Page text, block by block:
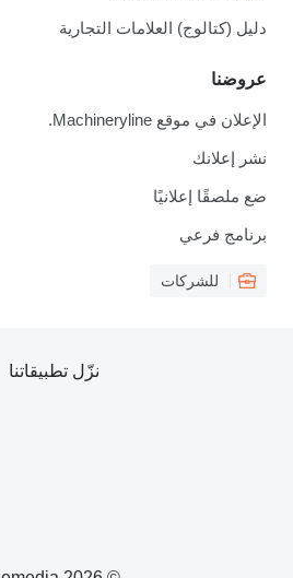
دليل (كتالوج) العلامات التجارية
عروضنا
الإعلان في موقع Machineryline.
نشر إعلانك
ضع ملصقًا إعلانيًا
برنامج فرعي
للشركات
نزّل تطبيقاتنا